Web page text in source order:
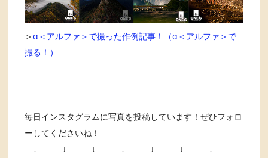
＞α＜アルファ＞で撮った作例記事！（α＜アルファ＞で
撮る！）
毎日インスタグラムに写真を投稿しています！ぜひフォロ
ーしてくださいね！
↓ ↓ ↓ ↓ ↓ ↓ ↓